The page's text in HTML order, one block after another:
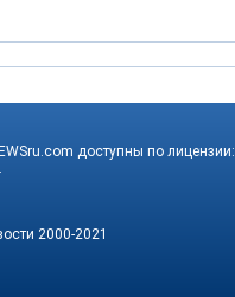
доступны по лицензии:
2000-2021